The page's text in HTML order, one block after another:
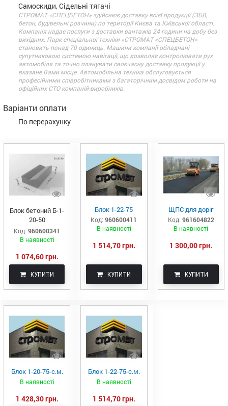
Самоскиди, Сідельні тягачі
СТРОМАТ «СПЕЦБЕТОН» здійснює доставку всієї продукції (ЗБВ,
бетон, будівельні розчини) по території Києва та Київської області.
Компанія надає послуги з доставки вантажів 24 години на добу без
вихідних. Парк спеціальної техніки «СТРОМАТ «СПЕЦБЕТОН»
становить понад 70 одиниць. Машини компанії обладнані
супутниковою системою навігації, що дозволяє контролювати рух
автомобіля та точно планувати своєчасну доставку продукції у
вказане Вами місце. Автомобільна техніка обслуговується
професійними співробітниками з багаторічним досвідом роботи на
офіційних СТО компаній-виробників.
Варіанти оплати
По перерахунку
Блок бетоний Б-1-
20-50
Код: 960600341
В наявності
1 074,60 грн.
КУПИТИ
Блок 1-22-75
Код: 960600411
В наявності
1 514,70 грн.
КУПИТИ
ЩПС для доріг
Код: 961604822
В наявності
1 300,00 грн.
КУПИТИ
Блок 1-20-75-с.м.
В наявності
1 428,30 грн.
Блок 1-22-75-с.м.
В наявності
1 514,70 грн.